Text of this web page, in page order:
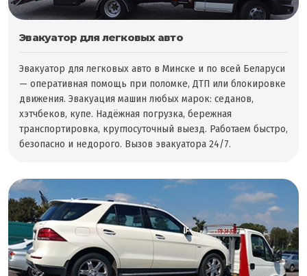
Эвакуатор для легковых авто
Эвакуатор для легковых авто в Минске и по всей Беларуси
— оперативная помощь при поломке, ДТП или блокировке
движения. Эвакуация машин любых марок: седанов,
хэтчбеков, купе. Надёжная погрузка, бережная
транспортировка, круглосуточный выезд. Работаем быстро,
безопасно и недорого. Вызов эвакуатора 24/7.